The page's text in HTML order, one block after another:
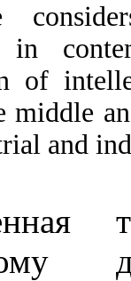
in
of
middle
and